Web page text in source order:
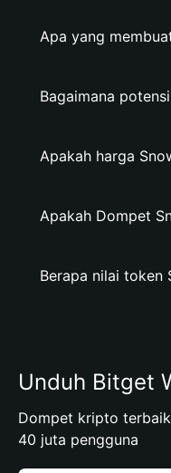
Apa yang
Bagaimana
Apakah harga
Apakah Dompet
Berapa nilai token
Unduh Bitget
Dompet kripto
40 juta pengguna